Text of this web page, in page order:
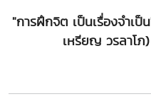
"การฝึกจิต เป็นเรื่องจำเป็
เหรียญ วรลาโภ)